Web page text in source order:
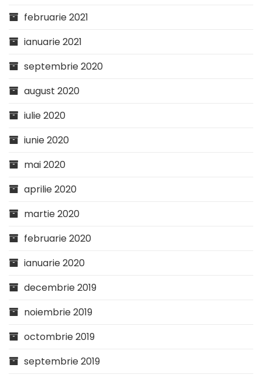
februarie 2021
ianuarie 2021
septembrie 2020
august 2020
iulie 2020
iunie 2020
mai 2020
aprilie 2020
martie 2020
februarie 2020
ianuarie 2020
decembrie 2019
noiembrie 2019
octombrie 2019
septembrie 2019